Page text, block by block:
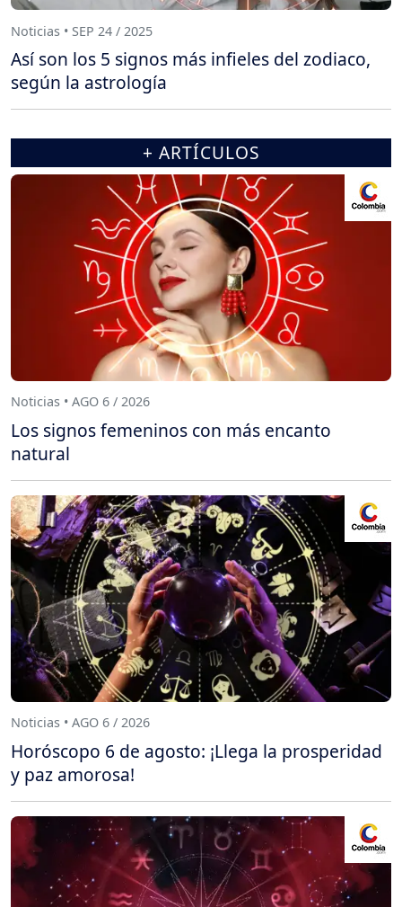
Noticias • SEP 24 / 2025
Así son los 5 signos más infieles del zodiaco,
según la astrología
+ ARTÍCULOS
Noticias • AGO 6 / 2026
Los signos femeninos con más encanto
natural
Noticias • AGO 6 / 2026
Horóscopo 6 de agosto: ¡Llega la prosperidad
y paz amorosa!